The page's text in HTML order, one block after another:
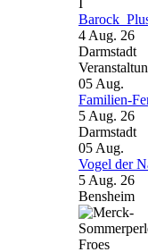
4 Aug. 26
Darmstadt
05 Aug.
Familien-
5 Aug. 26
Darmstadt
05 Aug.
Vogel der
5 Aug. 26
Bensheim